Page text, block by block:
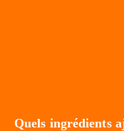
Quels ingrédients